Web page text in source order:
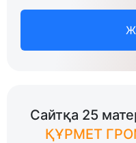
Сайтқа 25
ҚҰРМЕТ